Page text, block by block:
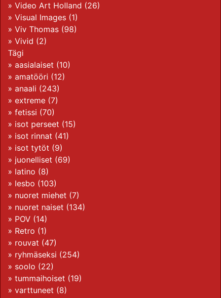
» Video Art Holland (26)
» Visual Images (1)
» Viv Thomas (98)
» Vivid (2)
Tägi
» aasialaiset (10)
» amatööri (12)
» anaali (243)
» extreme (7)
» fetissi (70)
» isot perseet (15)
» isot rinnat (41)
» isot tytöt (9)
» juonelliset (69)
» latino (8)
» lesbo (103)
» nuoret miehet (7)
» nuoret naiset (134)
» POV (14)
» Retro (1)
» rouvat (47)
» ryhmäseksi (254)
» soolo (22)
» tummaihoiset (19)
» varttuneet (8)